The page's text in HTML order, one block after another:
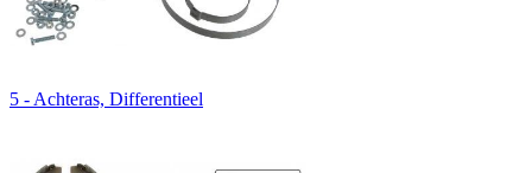
5 - Achteras, Differentieel